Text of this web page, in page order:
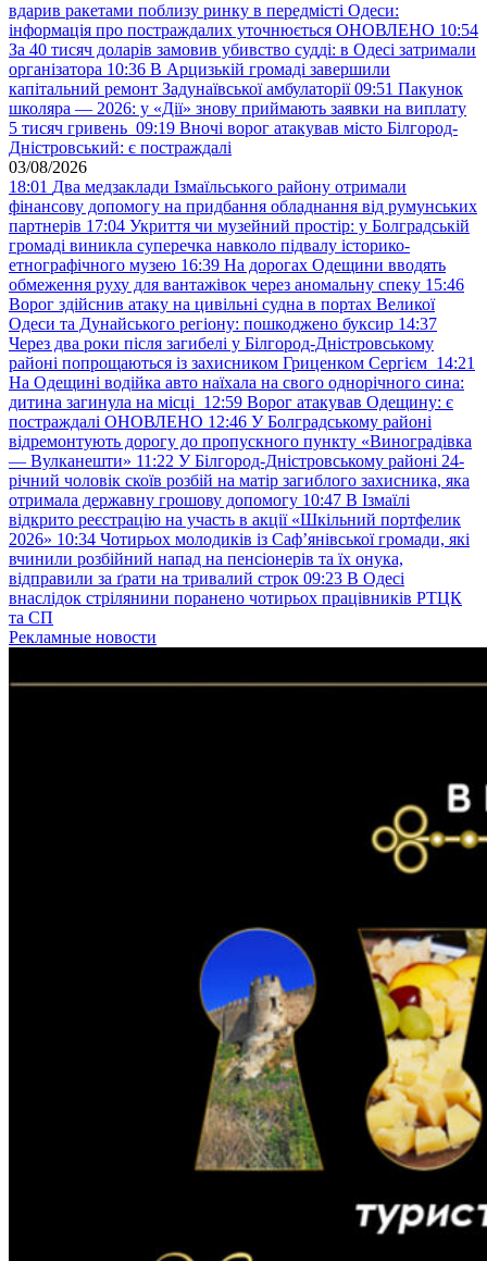
вдарив ракетами поблизу ринку в передмісті Одеси:
інформація про постраждалих уточнюється ОНОВЛЕНО 10:54
За 40 тисяч доларів замовив убивство судді: в Одесі затримали
організатора 10:36 В Арцизькій громаді завершили
капітальний ремонт Задунаївської амбулаторії 09:51 Пакунок
школяра — 2026: у «Дії» знову приймають заявки на виплату
5 тисяч гривень 09:19 Вночі ворог атакував місто Білгород-
Дністровський: є постраждалі
03/08/2026
18:01 Два медзаклади Ізмаїльського району отримали
фінансову допомогу на придбання обладнання від румунських
партнерів 17:04 Укриття чи музейний простір: у Болградській
громаді виникла суперечка навколо підвалу історико-
етнографічного музею 16:39 На дорогах Одещини вводять
обмеження руху для вантажівок через аномальну спеку 15:46
Ворог здійснив атаку на цивільні судна в портах Великої
Одеси та Дунайського регіону: пошкоджено буксир 14:37
Через два роки після загибелі у Білгород-Дністровському
районі попрощаються із захисником Гриценком Сергієм 14:21
На Одещині водійка авто наїхала на свого однорічного сина:
дитина загинула на місці 12:59 Ворог атакував Одещину: є
постраждалі ОНОВЛЕНО 12:46 У Болградському районі
відремонтують дорогу до пропускного пункту «Виноградівка
— Вулканешти» 11:22 У Білгород-Дністровському районі 24-
річний чоловік скоїв розбій на матір загиблого захисника, яка
отримала державну грошову допомогу 10:47 В Ізмаїлі
відкрито реєстрацію на участь в акції «Шкільний портфелик
2026» 10:34 Чотирьох молодиків із Саф’янівської громади, які
вчинили розбійний напад на пенсіонерів та їх онука,
відправили за ґрати на тривалий строк 09:23 В Одесі
внаслідок стрілянини поранено чотирьох працівників РТЦК
та СП
Рекламные новости